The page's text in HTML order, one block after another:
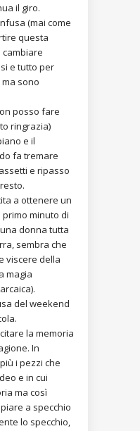
il giro.
(mai come
questa
e tutto per
sono
posso fare
ringrazia)
e il
fa tremare
e ripasso
a ottenere un
minuto di
donna tutta
sembra che
viscere della
magia
del weekend
la memoria
In
i pezzi che
e in cui
ma così
a specchio
lo specchio,